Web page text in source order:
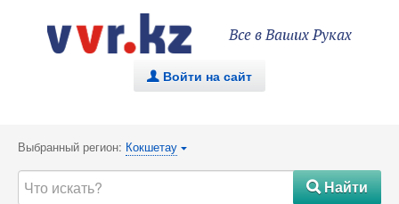
Все в Ваших Руках
. Войти на сайт
Выбранный регион: Кокшетау {
#Найти